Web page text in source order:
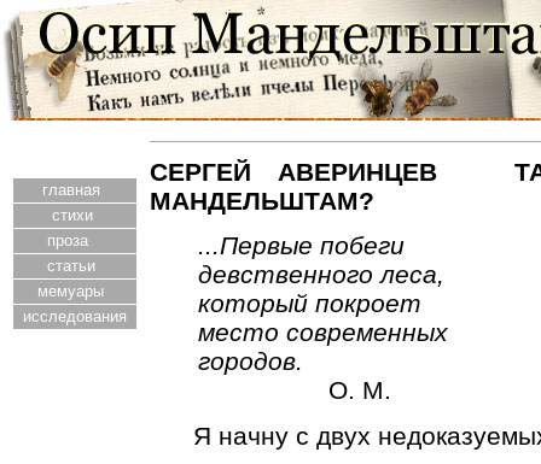
главная
стихи
проза
статьи
мемуары
исследования
СЕРГЕЙ АВЕРИНЦЕВ
МАНДЕЛЬШТАМ?
...Первые побеги
девственного леса,
который покроет
место современных
городов.
О. М.
Я начну с двух